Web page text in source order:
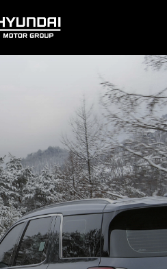
HYUNDAI